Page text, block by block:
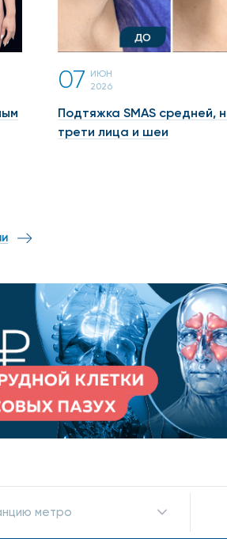
07 ИЮН
2026
Подтяжка SMAS средней,
трети лица и шеи
метро